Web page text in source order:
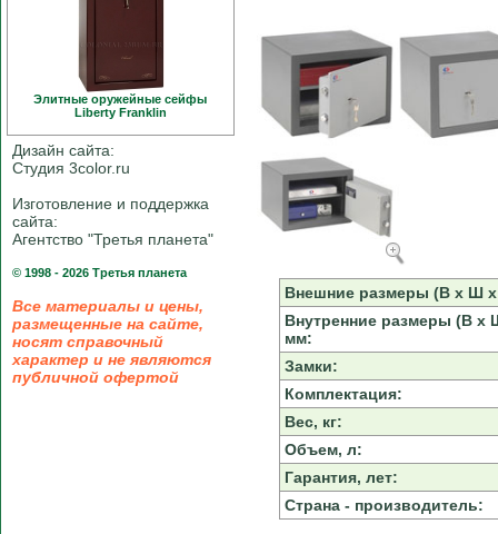
Элитные оружейные сейфы
Liberty Franklin
Дизайн сайта:
Студия 3color.ru
Изготовление и поддержка
сайта:
Агентство "Третья планета"
© 1998 - 2026 Третья планета
Все материалы и цены,
размещенные на сайте,
носят справочный
характер и не являются
публичной офертой
Внешние размеры (В х Ш
Внутренние размеры (В х
мм:
Замки:
Комплектация:
Вес, кг:
Объем, л:
Гарантия, лет:
Страна - производитель: